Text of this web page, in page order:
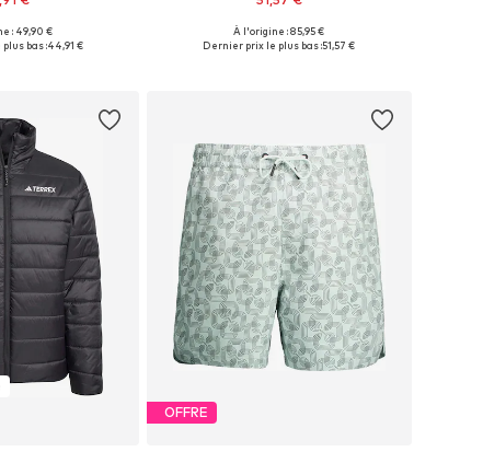
M, L, XL, XXL, XXXL
: 49,90 €
bas :44,91 €
Tailles disponibles: S, M, L, XL, XXL
À l'origine : 85,95 €
Dernier prix le plus bas :51,57 €
OFFRE